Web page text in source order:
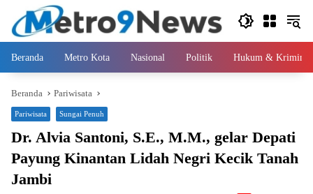
Langsung
konten
Beranda Metro Kota Nasional Politik Hukum & Kriminal
Beranda Pariwisata
Pariwisata Sungai Penuh
Dr. Alvia Santoni, S.E., M.M., gelar Depati
Payung Kinantan Lidah Negri Kecik Tanah
Jambi